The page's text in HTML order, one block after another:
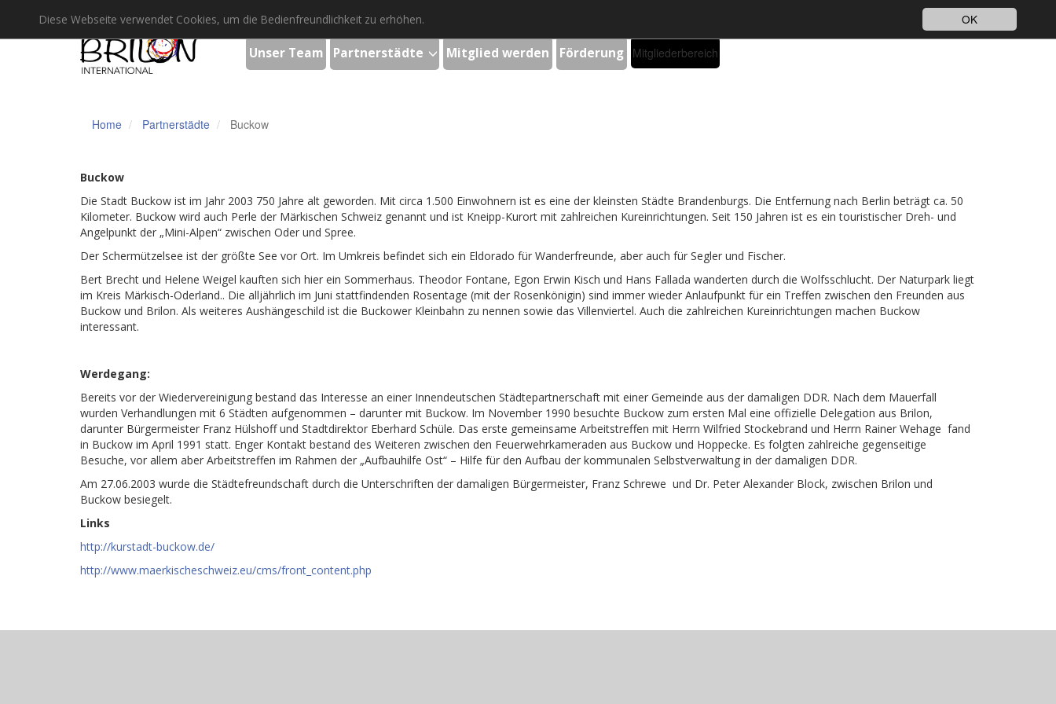
OK
Diese Webseite verwendet Cookies, um die Bedienfreundlichkeit zu erhöhen. DE
Unser Team Partnerstädte Mitglied werden Förderung Mitgliederbereich
Home Partnerstädte Buckow
Buckow
Die Stadt Buckow ist im Jahr 2003 750 Jahre alt geworden. Mit circa 1.500 Einwohnern ist es eine der kleinsten Städte Brandenburgs. Die Entfernung nach Berlin beträgt ca. 50
Kilometer. Buckow wird auch Perle der Märkischen Schweiz genannt und ist Kneipp-Kurort mit zahlreichen Kureinrichtungen. Seit 150 Jahren ist es ein touristischer Dreh- und
Angelpunkt der „Mini-Alpen“ zwischen Oder und Spree.
Der Schermützelsee ist der größte See vor Ort. Im Umkreis befindet sich ein Eldorado für Wanderfreunde, aber auch für Segler und Fischer.
Bert Brecht und Helene Weigel kauften sich hier ein Sommerhaus. Theodor Fontane, Egon Erwin Kisch und Hans Fallada wanderten durch die Wolfsschlucht. Der Naturpark liegt
im Kreis Märkisch-Oderland.. Die alljährlich im Juni stattfindenden Rosentage (mit der Rosenkönigin) sind immer wieder Anlaufpunkt für ein Treffen zwischen den Freunden aus
Buckow und Brilon. Als weiteres Aushängeschild ist die Buckower Kleinbahn zu nennen sowie das Villenviertel. Auch die zahlreichen Kureinrichtungen machen Buckow
interessant.
Werdegang:
Bereits vor der Wiedervereinigung bestand das Interesse an einer Innendeutschen Städtepartnerschaft mit einer Gemeinde aus der damaligen DDR. Nach dem Mauerfall
wurden Verhandlungen mit 6 Städten aufgenommen – darunter mit Buckow. Im November 1990 besuchte Buckow zum ersten Mal eine offizielle Delegation aus Brilon,
darunter Bürgermeister Franz Hülshoff und Stadtdirektor Eberhard Schüle. Das erste gemeinsame Arbeitstreffen mit Herrn Wilfried Stockebrand und Herrn Rainer Wehage fand
in Buckow im April 1991 statt. Enger Kontakt bestand des Weiteren zwischen den Feuerwehrkameraden aus Buckow und Hoppecke. Es folgten zahlreiche gegenseitige
Besuche, vor allem aber Arbeitstreffen im Rahmen der „Aufbauhilfe Ost“ – Hilfe für den Aufbau der kommunalen Selbstverwaltung in der damaligen DDR.
Am 27.06.2003 wurde die Städtefreundschaft durch die Unterschriften der damaligen Bürgermeister, Franz Schrewe und Dr. Peter Alexander Block, zwischen Brilon und
Buckow besiegelt.
Links
http://kurstadt-buckow.de/
http://www.maerkischeschweiz.eu/cms/front_content.php